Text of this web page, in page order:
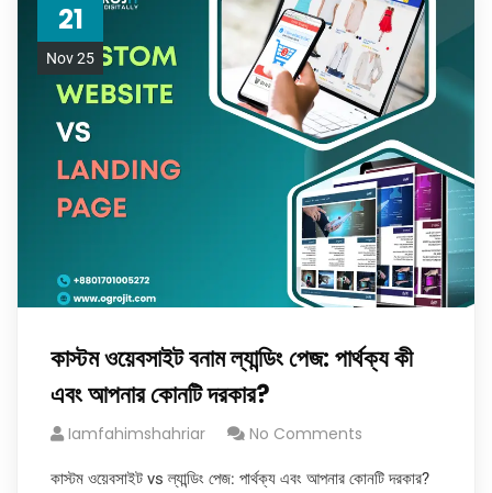
21
Nov 25
কাস্টম ওয়েবসাইট বনাম ল্যান্ডিং পেজ: পার্থক্য কী
এবং আপনার কোনটি দরকার?
Iamfahimshahriar No Comments
কাস্টম ওয়েবসাইট vs ল্যান্ডিং পেজ: পার্থক্য এবং আপনার কোনটি দরকার?